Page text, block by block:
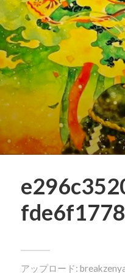
アップロード: